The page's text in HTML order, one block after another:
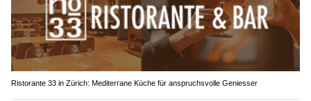
Ristorante 33 in Zürich: Mediterrane Küche für anspruchsvolle Geniesser